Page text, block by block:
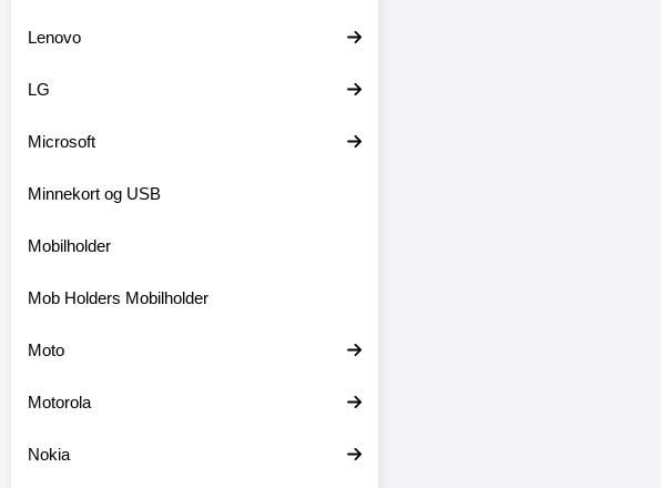
Lenovo
LG
Microsoft
Minnekort og USB
Mobilholder
Mob Holders Mobilholder
Moto
Motorola
Nokia